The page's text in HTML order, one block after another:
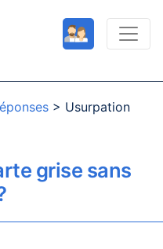
> Usurpation
grise sans